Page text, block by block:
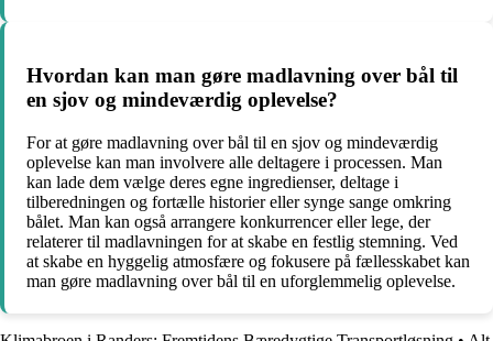
Hvordan kan man gøre madlavning over bål til
en sjov og mindeværdig oplevelse?
For at gøre madlavning over bål til en sjov og mindeværdig
oplevelse kan man involvere alle deltagere i processen. Man
kan lade dem vælge deres egne ingredienser, deltage i
tilberedningen og fortælle historier eller synge sange omkring
bålet. Man kan også arrangere konkurrencer eller lege, der
relaterer til madlavningen for at skabe en festlig stemning. Ved
at skabe en hyggelig atmosfære og fokusere på fællesskabet kan
man gøre madlavning over bål til en uforglemmelig oplevelse.